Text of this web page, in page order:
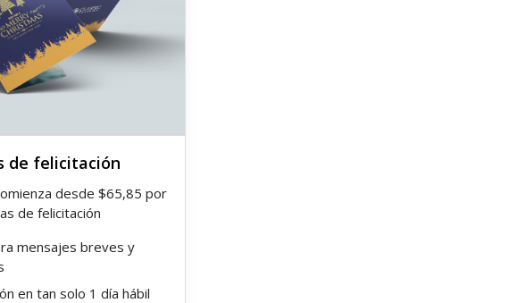
de felicitación
desde $65,85 por
de felicitación
mensajes breves y
en tan solo 1 día hábil